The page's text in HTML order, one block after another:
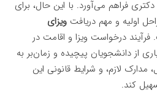
فراهم می‌آورد. با این حال، برای
اولیه و مهم دریافتویزای
درخواست ویزا و اقامت در
از دانشجویان پیچیده و زمان‌بر به
مدارک لازم، و شرایط قانونی این
کند.